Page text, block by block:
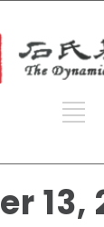
13,